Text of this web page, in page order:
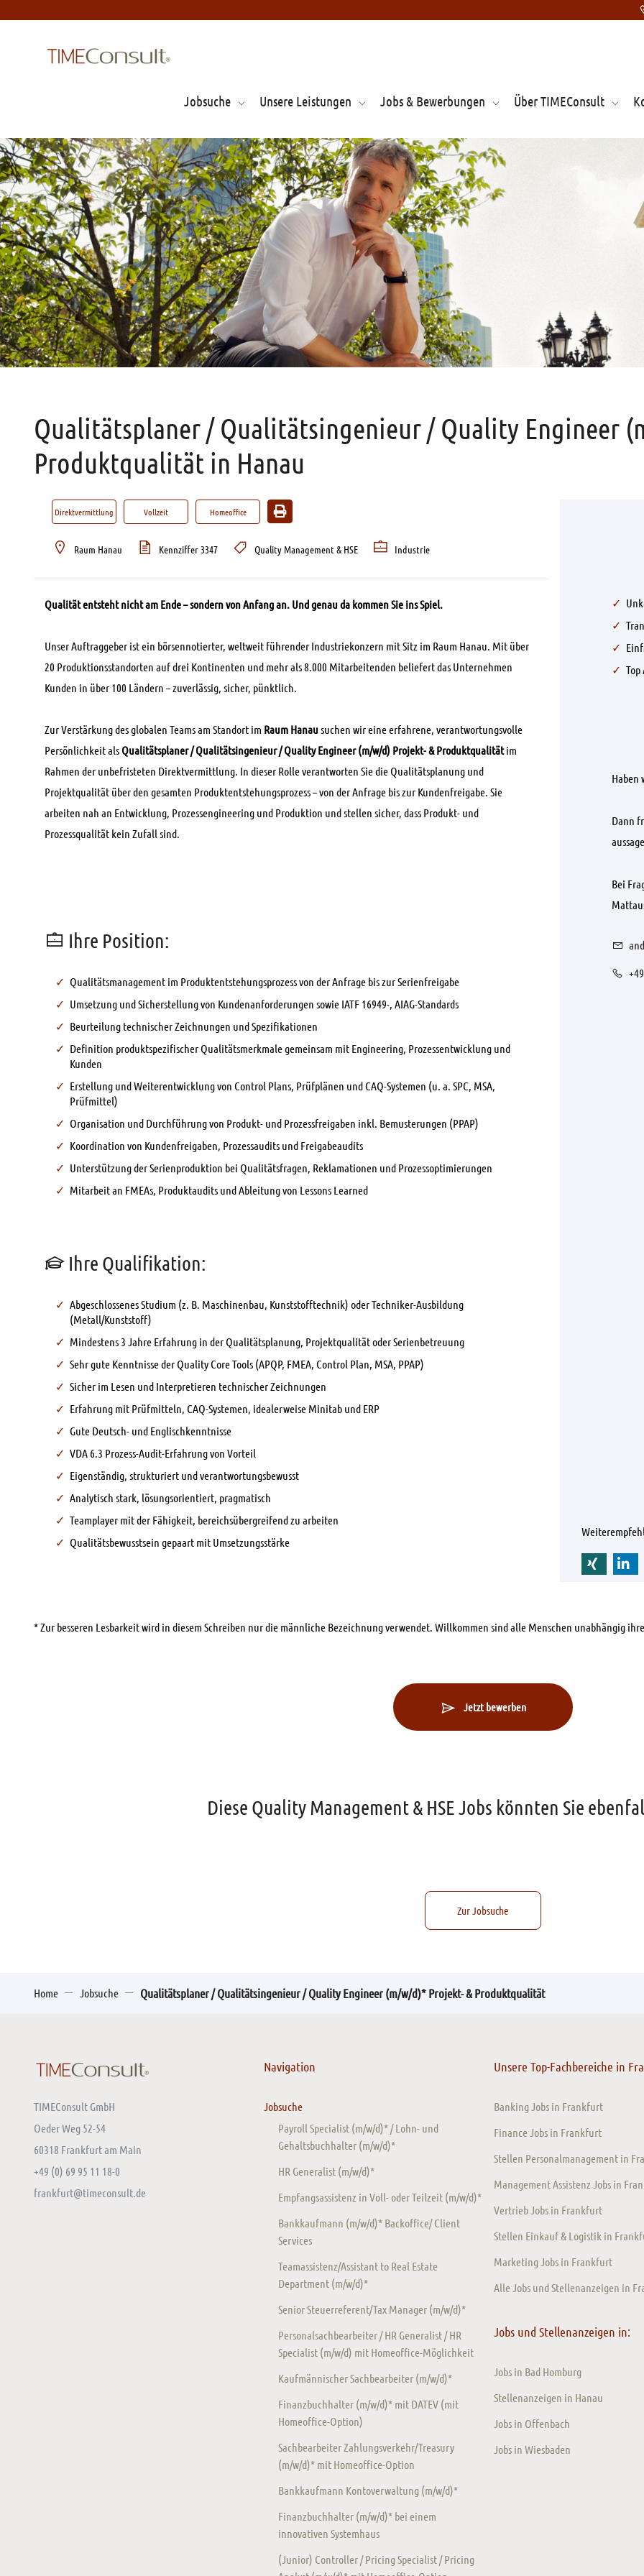
Jobsuche Unsere Leistungen Jobs & Bewerbungen Über TIMEConsult
Qualitätsplaner / Qualitätsingenieur / Quality Engineer
Produktqualität in Hanau
Direktvermittlung Vollzeit Homeoffice
Raum Hanau Kennziffer 3347 Quality Management & HSE Industrie
Qualität entsteht nicht am Ende – sondern von Anfang an. Und genau da kommen Sie ins Spiel.
Unser Auftraggeber ist ein börsennotierter, weltweit führender Industriekonzern mit Sitz im Raum Hanau. Mit über
20 Produktionsstandorten auf drei Kontinenten und mehr als 8.000 Mitarbeitenden beliefert das Unternehmen
Kunden in über 100 Ländern – zuverlässig, sicher, pünktlich.
Zur Verstärkung des globalen Teams am Standort im Raum Hanausuchen wir eine erfahrene, verantwortungsvolle
Persönlichkeit als Qualitätsplaner / Qualitätsingenieur / Quality Engineer (m/w/d) Projekt- & Produktqualitätim
Rahmen der unbefristeten Direktvermittlung. In dieser Rolle verantworten Sie die Qualitätsplanung und
Projektqualität über den gesamten Produktentstehungsprozess – von der Anfrage bis zur Kundenfreigabe. Sie
arbeiten nah an Entwicklung, Prozessengineering und Produktion und stellen sicher, dass Produkt- und
Prozessqualität kein Zufall sind.
Ihre Position:
Qualitätsmanagement im Produktentstehungsprozess von der Anfrage bis zur Serienfreigabe
Umsetzung und Sicherstellung von Kundenanforderungen sowie IATF 16949-, AIAG-Standards
Beurteilung technischer Zeichnungen und Spezifikationen
Definition produktspezifischer Qualitätsmerkmale gemeinsam mit Engineering, Prozessentwicklung und
Kunden
Erstellung und Weiterentwicklung von Control Plans, Prüfplänen und CAQ-Systemen (u. a. SPC, MSA,
Prüfmittel)
Organisation und Durchführung von Produkt- und Prozessfreigaben inkl. Bemusterungen (PPAP)
Koordination von Kundenfreigaben, Prozessaudits und Freigabeaudits
Unterstützung der Serienproduktion bei Qualitätsfragen, Reklamationen und Prozessoptimierungen
Mitarbeit an FMEAs, Produktaudits und Ableitung von Lessons Learned
Ihre Qualifikation:
Abgeschlossenes Studium (z. B. Maschinenbau, Kunststofftechnik) oder Techniker-Ausbildung
(Metall/Kunststoff)
Mindestens 3 Jahre Erfahrung in der Qualitätsplanung, Projektqualität oder Serienbetreuung
Sehr gute Kenntnisse der Quality Core Tools (APQP, FMEA, Control Plan, MSA, PPAP)
Sicher im Lesen und Interpretieren technischer Zeichnungen
Erfahrung mit Prüfmitteln, CAQ-Systemen, idealerweise Minitab und ERP
Gute Deutsch- und Englischkenntnisse
VDA 6.3 Prozess-Audit-Erfahrung von Vorteil
Eigenständig, strukturiert und verantwortungsbewusst
Analytisch stark, lösungsorientiert, pragmatisch
Teamplayer mit der Fähigkeit, bereichsübergreifend zu arbeiten
Qualitätsbewusstsein gepaart mit Umsetzungsstärke
Haben
Dann
Bei
* Zur besseren Lesbarkeit wird in diesem Schreiben nur die männliche Bezeichnung verwendet. Willkommen sind alle Menschen unabhängig
Jetzt bewerben
Diese Quality Management & HSE Jobs könnten Sie
Zur Jobsuche
Home Jobsuche Qualitätsplaner / Qualitätsingenieur / Quality Engineer (m/w/d)* Projekt- & Produktqualität
TIMEConsult GmbH
Oeder Weg 52-54
60318 Frankfurt am Main
+49 (0) 69 95 11 18-0
frankfurt@timeconsult.de
Navigation
Jobsuche
Payroll Specialist (m/w/d)* / Lohn- und
Gehaltsbuchhalter (m/w/d)*
HR Generalist (m/w/d)*
Empfangsassistenz in Voll- oder Teilzeit (m/w/d)*
Bankkaufmann (m/w/d)* Backoffice/ Client
Services
Teamassistenz/Assistant to Real Estate
Department (m/w/d)*
Senior Steuerreferent/Tax Manager (m/w/d)*
Personalsachbearbeiter / HR Generalist / HR
Specialist (m/w/d) mit Homeoffice-Möglichkeit
Kaufmännischer Sachbearbeiter (m/w/d)*
Finanzbuchhalter (m/w/d)* mit DATEV (mit
Homeoffice-Option)
Sachbearbeiter Zahlungsverkehr/Treasury
(m/w/d)* mit Homeoffice-Option
Bankkaufmann Kontoverwaltung (m/w/d)*
Finanzbuchhalter (m/w/d)* bei einem
innovativen Systemhaus
(Junior) Controller / Pricing Specialist / Pricing
Unsere Top-Fachbereiche in
Banking Jobs in Frankfurt
Finance Jobs in Frankfurt
Stellen Personalmanagement in
Management Assistenz Jobs in
Vertrieb Jobs in Frankfurt
Stellen Einkauf & Logistik in
Marketing Jobs in Frankfurt
Alle Jobs und Stellenanzeigen in
Jobs und Stellenanzeigen in:
Jobs in Bad Homburg
Stellenanzeigen in Hanau
Jobs in Offenbach
Jobs in Wiesbaden